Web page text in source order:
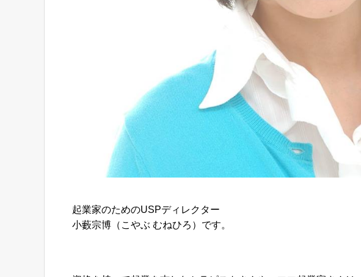
起業家のためのUSPディレクター
小藪宗博（こやぶ むねひろ）です。